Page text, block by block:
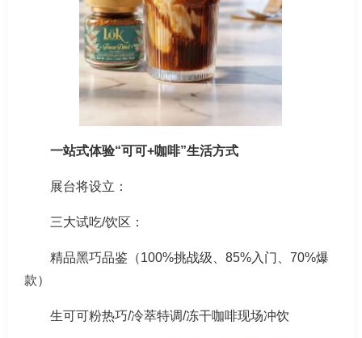
一站式体验“可可+咖啡”生活方式
展台将设立：
三大试吃/饮区：
精品黑巧品鉴（100%挑战级、85%入门、70%爆
款）
生可可粉热巧/冷萃特调/冻干咖啡现场冲饮